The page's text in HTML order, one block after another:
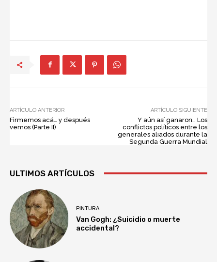
ARTÍCULO ANTERIOR
Firmemos acá… y después
vemos (Parte II)
ARTÍCULO SIGUIENTE
Y aún así ganaron… Los
conflictos políticos entre los
generales aliados durante la
Segunda Guerra Mundial
ULTIMOS ARTÍCULOS
PINTURA
Van Gogh: ¿Suicidio o muerte
accidental?